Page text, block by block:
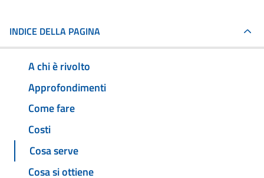
INDICE DELLA PAGINA
A chi è rivolto
Approfondimenti
Come fare
Costi
Cosa serve
Cosa si ottiene